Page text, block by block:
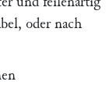
oder nach